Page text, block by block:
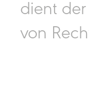
dient
von